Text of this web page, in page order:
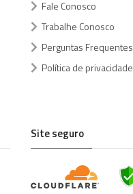
Fale Conosco
Trabalhe Conosco
Perguntas Frequentes
Política de privacidade
Site seguro